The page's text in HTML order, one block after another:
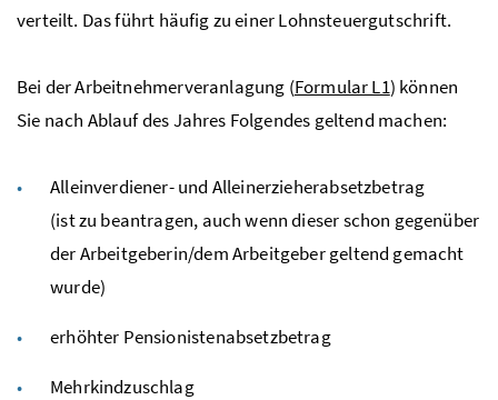
verteilt. Das führt häufig zu einer Lohnsteuergutschrift.
Bei der Arbeitnehmerveranlagung (Formular L1) können
Sie nach Ablauf des Jahres Folgendes geltend machen:
Alleinverdiener- und Alleinerzieherabsetzbetrag
(ist zu beantragen, auch wenn dieser schon gegenüber
der Arbeitgeberin/dem Arbeitgeber geltend gemacht
wurde)
erhöhter Pensionistenabsetzbetrag
Mehrkindzuschlag